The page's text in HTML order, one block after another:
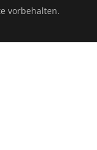
vorbehalten.